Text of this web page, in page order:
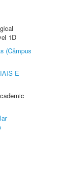
1D
(Câmpus
E